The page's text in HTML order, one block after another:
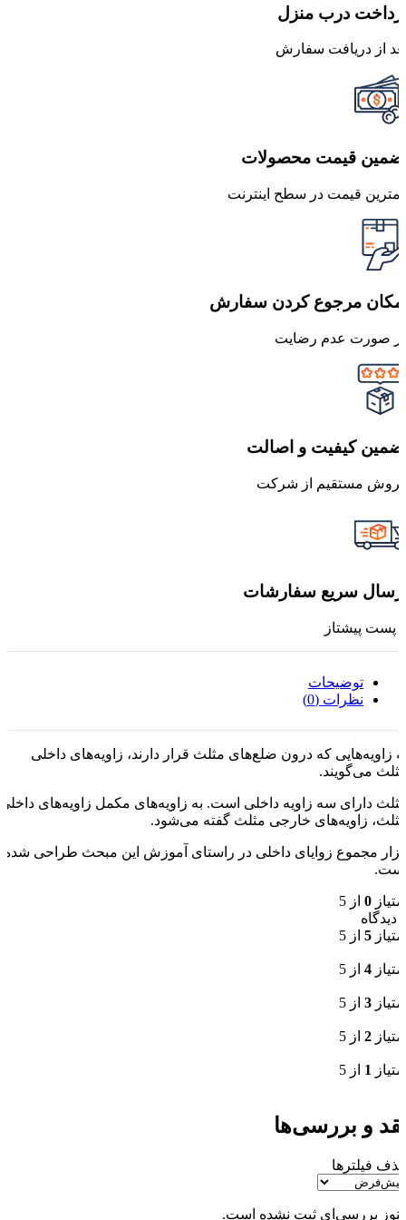
درب منزل
از دریافت سفارش
قیمت محصولات
قیمت در سطح اینترنت
مرجوع کردن سفارش
صورت عدم رضایت
کیفیت و اصالت
مستقیم از شرکت
سریع سفارشات
پست پیشتاز
توضیحات
نظرات (0)
زاویه‌هایی که درون ضلع‌های مثلث قرار دارند، زاویه‌های داخلی
می‌گویند.
دارای سه زاویه داخلی است. به زاویه‌های مکمل زاویه‌های داخلی
زاویه‌های خارجی مثلث گفته می‌شود.
مجموع زوایای داخلی در راستای آموزش این مبحث طراحی شده
0 از 5
5 از 5
4 از 5
3 از 5
2 از 5
1 از 5
و بررسی‌ها
فیلترها
بررسی‌ای ثبت نشده است.